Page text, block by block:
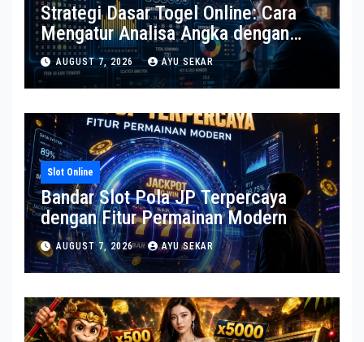
Strategi Dasar Togel Online: Cara
Mengatur Analisa Angka dengan
Lebih Bijak
AUGUST 7, 2026 AYU SEKAR
Slot Online
Bandar Slot Pola JP Terpercaya
dengan Fitur Permainan Modern
AUGUST 7, 2026 AYU SEKAR